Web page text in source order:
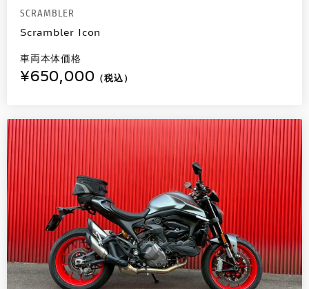
SCRAMBLER
Scrambler Icon
車両本体価格
¥650,000 （税込）